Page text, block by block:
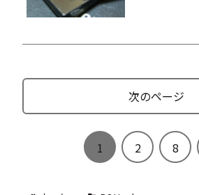
次のページ
1 2 8